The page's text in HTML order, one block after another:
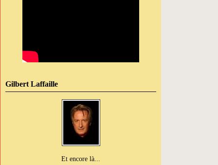
Gilbert Laffaille
Et encore là...